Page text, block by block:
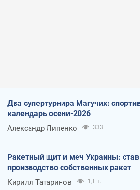
Два супертурнира Магучих:
календарь осени-2026
Александр Липенко 333
Ракетный щит и меч Украины:
производство собственных ракет
Кирилл Татаринов 1,1 т.